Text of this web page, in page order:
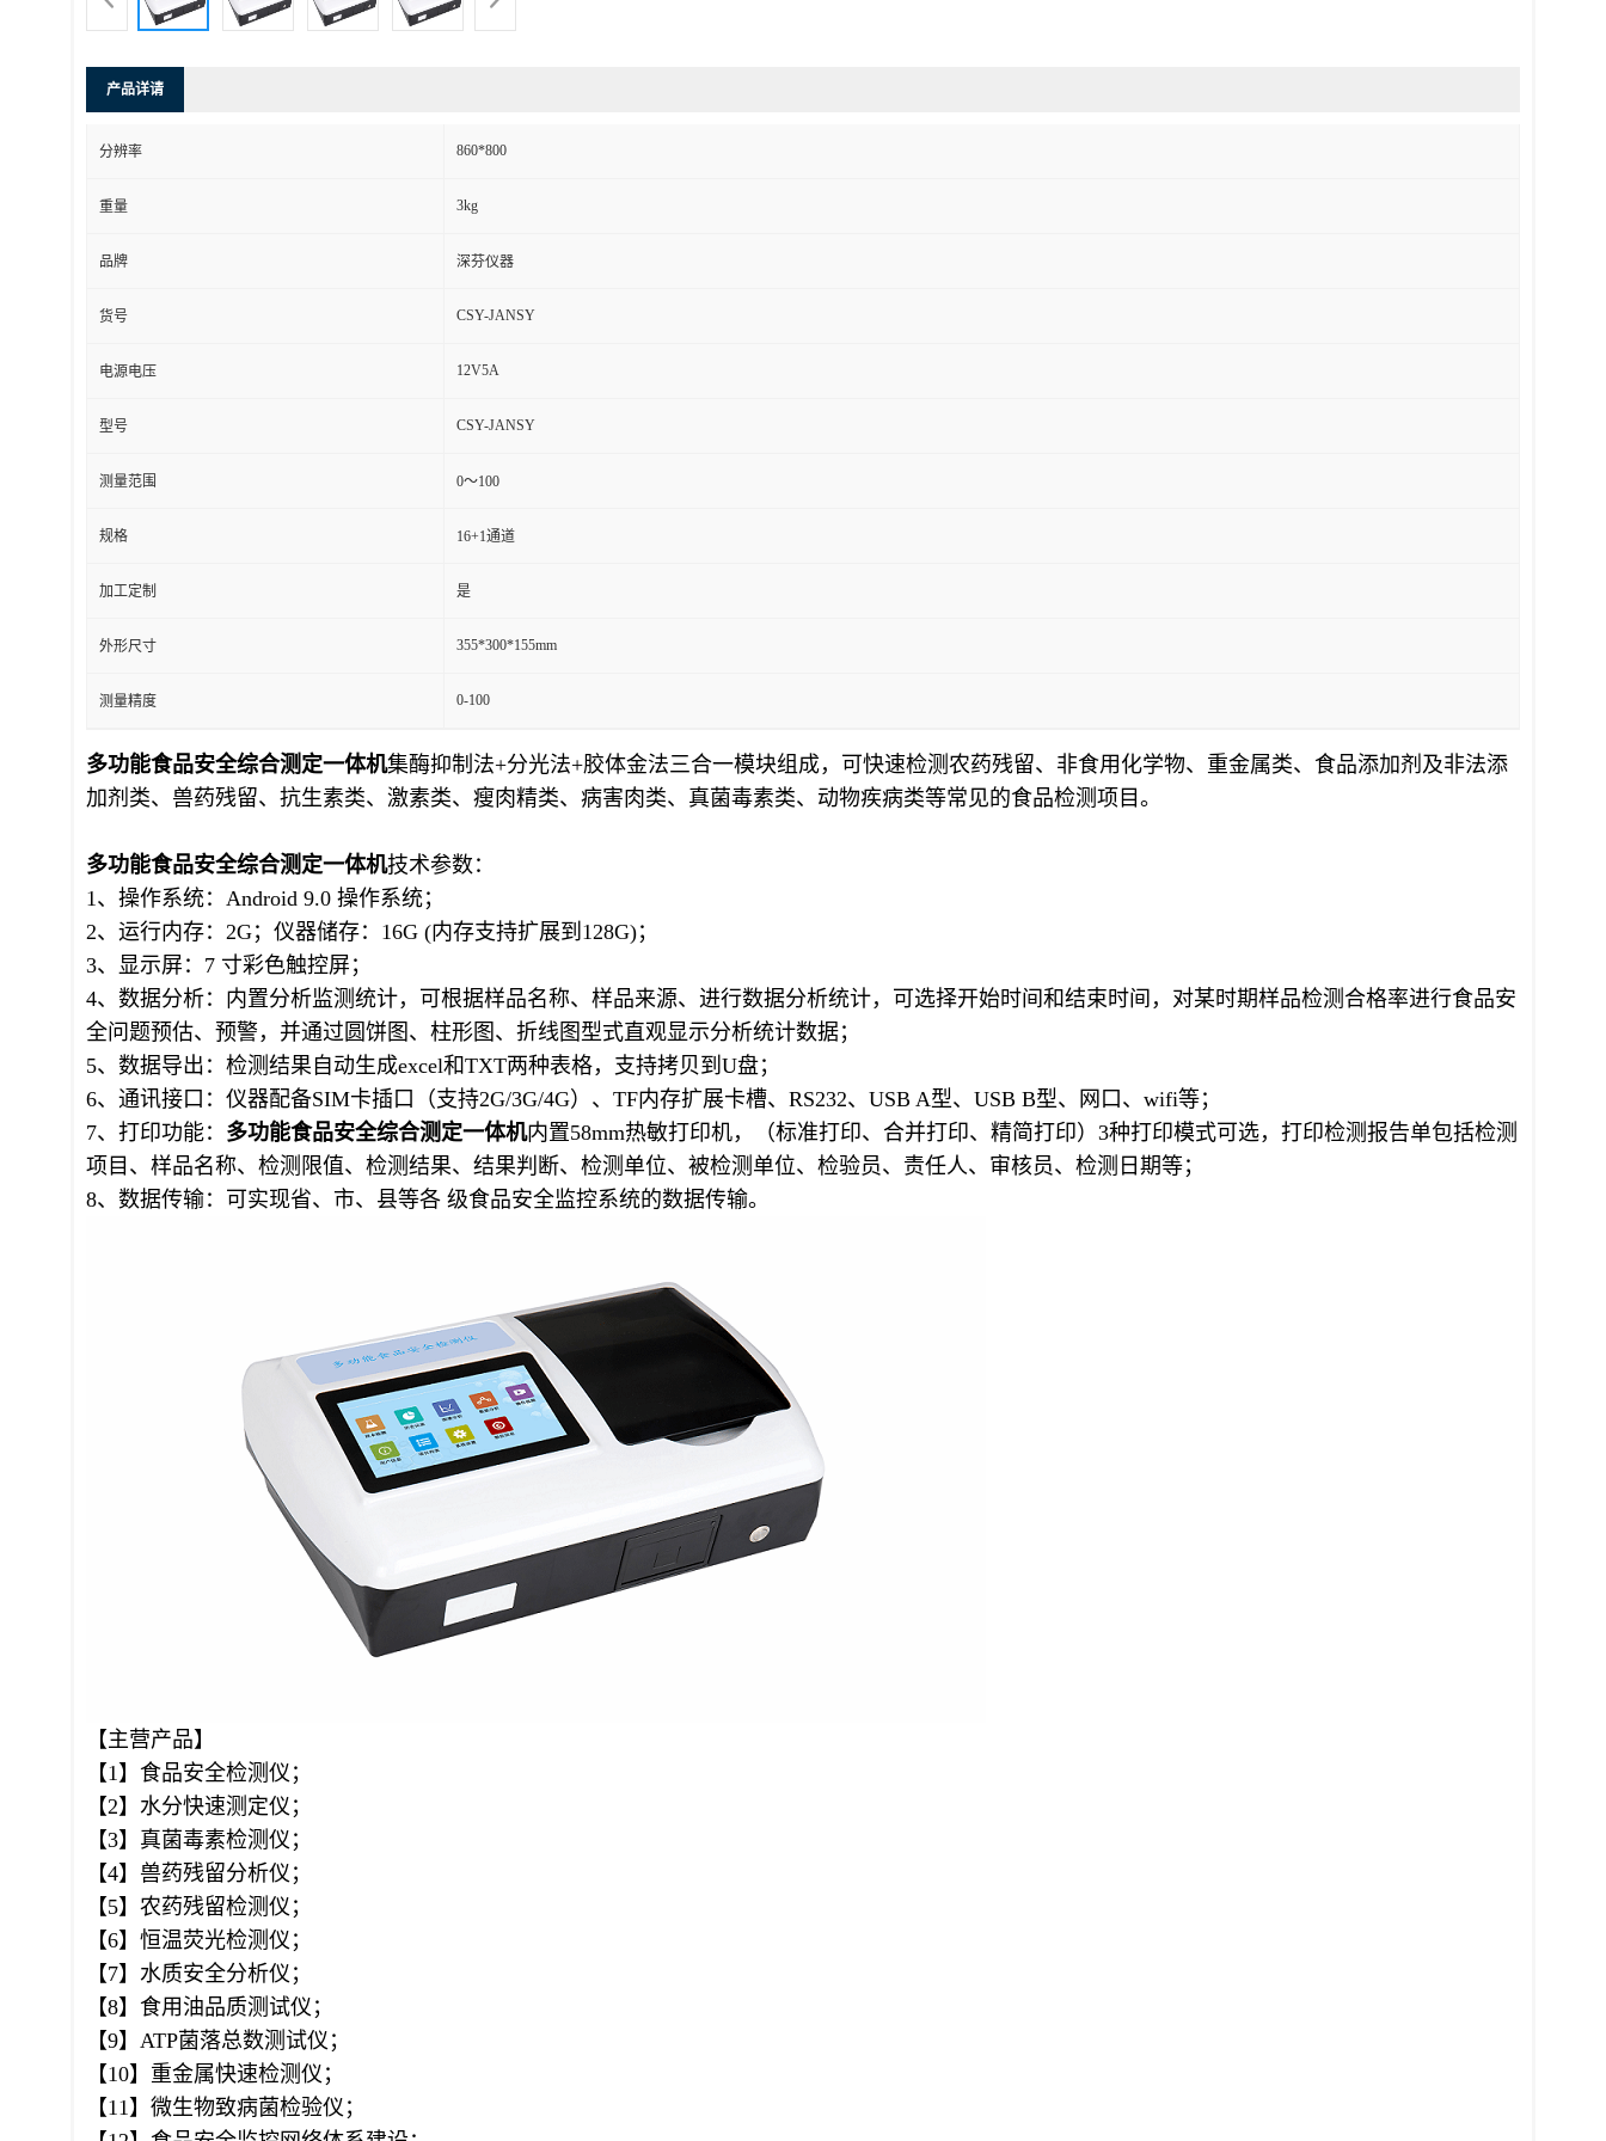
产品详请
分辨率 860*800
重量 3kg
品牌 深芬仪器
货号 CSY-JANSY
电源电压 12V5A
型号 CSY-JANSY
测量范围 0～100
规格 16+1通道
加工定制 是
外形尺寸 355*300*155mm
测量精度 0-100
多功能食品安全综合测定一体机集酶抑制 法+分光法+胶体金法三合一模块组成，可快速检测农药残留、非食用化学物、重金属类、食品添加剂及非法添
加剂类、兽药残留、抗生素类、激素类、瘦肉精类、病害肉类、真菌毒素类、动物疾病类等常见的食品检测项目。
多功能食品安全综合测定一体机技术参数：
1、操作系统：Android 9.0 操作系统；
2、运行内存：2G；仪器储存：16G (内存支持扩展到128G)；
3、显示屏：7 寸彩色触控屏；
4、数据分析：内置分析监测统计，可根据样品名称、样品来源、进行数据分析统计，可选择开始时间和结束时间，对某时期样品检测合格率进行食品安
全问题预估、预警，并通过圆饼图、柱形图、折线图型式直观显示分析统计数据；
5、数据导出：检测结果自动生成excel和TXT两种表格，支持拷贝到U盘；
6、通讯接口：仪器配备SIM卡插口（支持2G/3G/4G）、TF内存扩展卡槽、RS232、USB A型、USB B型、网口、wifi等；
7、打印功能： 多功能食品安全综合测定一体机内置58mm热敏打印机，（标准打印、合并打印、精简打印）3种打印模式可选，打印检测报告单包括检测
项目、样品名称、检测限值、检测结果、结果判断、检测单位、被检测单位、检验员、责任人、审核员、检测日期等；
8、数据传输：可实现省、市、县等各 级食品安全监控系统的数据传输。
【主营产品】
【1】食品安全检测仪；
【2】水分快速测定仪；
【3】真菌毒素检测仪；
【4】兽药残留分析仪；
【5】农药残留检测仪；
【6】恒温荧光检测仪；
【7】水质安全分析仪；
【8】食用油品质测试仪；
【9】ATP菌落总数测试仪；
【10】重金属快速检测仪；
【11】微生物致病菌检验仪；